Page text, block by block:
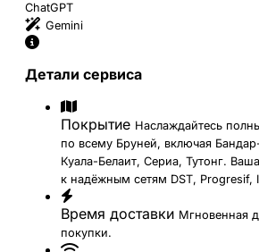
ChatGPT
Gemini
Детали сервиса
Покрытие Наслаждайтесь
по всему Бруней, включая
Куала-Белаит, Сериа, Тутонг.
к надёжным сетям DST, Progresif,
Время доставки Мгновенная
покупки.